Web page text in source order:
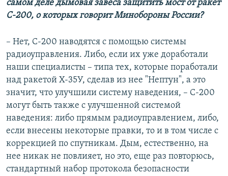
самом деле дымовая завеса защитить мост от ракет
С-200, о которых говорит Минобороны России?
– Нет, С-200 наводятся с помощью системы
радиоуправления. Либо, если их уже доработали
наши специалисты – типа тех, которые поработали
над ракетой Х-35У, сделав из нее "Нептун", а это
значит, что улучшили систему наведения, – С-200
могут быть также с улучшенной системой
наведения: либо прямым радиоуправлением, либо,
если внесены некоторые правки, то и в том числе с
коррекцией по спутникам. Дым, естественно, на
нее никак не повлияет, но это, еще раз повторюсь,
стандартный набор протокола безопасности